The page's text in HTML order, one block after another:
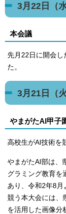
3月22日（水
本会議
先月22日に開会し
た。
3月21日（火
やまがたAI甲子
高校生がAI技術を
やまがたAI部は、
グラミング教育を
あり、令和2年8月
競う本大会には、
を活用した画像分